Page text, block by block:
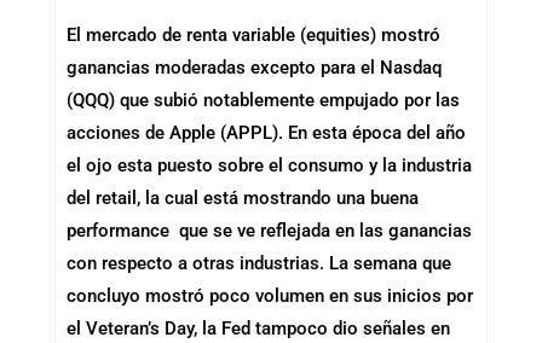
El mercado de renta variable (equities) mostró
ganancias moderadas excepto para el Nasdaq
(QQQ) que subió notablemente empujado por las
acciones de Apple (APPL). En esta época del año
el ojo esta puesto sobre el consumo y la industria
del retail, la cual está mostrando una buena
performance que se ve reflejada en las ganancias
con respecto a otras industrias. La semana que
concluyo mostró poco volumen en sus inicios por
el Veteran’s Day, la Fed tampoco dio señales en